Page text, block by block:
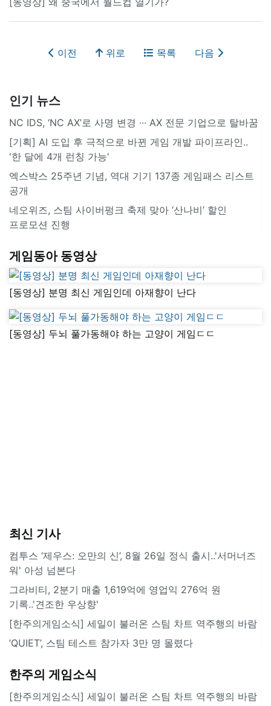
이전 위로 목록 다음
인기 뉴스
NC IDS, ‘NC AX’로 사명 변경 ∙∙∙ AX 전문 기업으로 탈바꿈
[기획] AI 도입 후 극적으로 바뀐 게임 개발 파이프라인..
'한 달에 4개 런칭 가능'
엑스박스 25주년 기념, 역대 기기 137종 게임패스 리스트
공개
네오위즈, 스팀 사이버펑크 축제 맞아 ‘산나비’ 할인
프로모션 진행
게임동아 동영상
[동영상] 분명 최신 게임인데 아재향이 난다
[동영상] 두뇌 풀가동해야 하는 고양이 게임ㄷㄷ
최신 기사
컴투스 ‘제우스: 오만의 신’, 8월 26일 정식 출시..'서머너즈
워' 아성 넘본다
그라비티, 2분기 매출 1,619억에 영업익 276억 원
기록..'견조한 우상향'
[한주의게임소식] 세일이 불러온 스팀 차트 역주행의 바람
‘QUIET’, 스팀 테스트 참가자 3만 명 몰렸다
한주의 게임소식
[한주의게임소식] 세일이 불러온 스팀 차트 역주행의 바람